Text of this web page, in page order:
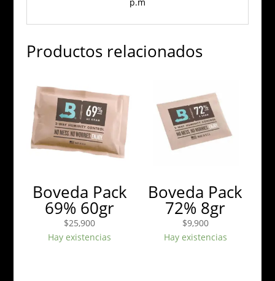
Productos relacionados
Boveda Pack
69% 60gr
$25,900
Hay existencias
Boveda Pack
72% 8gr
$9,900
Hay existencias